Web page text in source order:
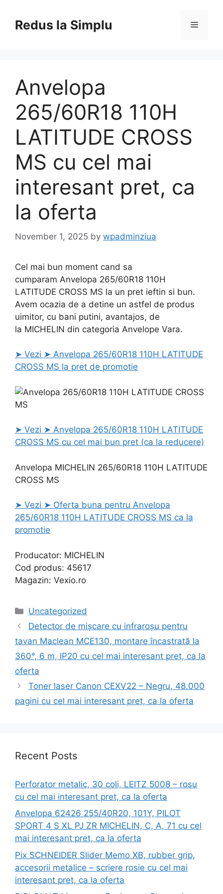
contentRedus la Simplu Menu
Anvelopa
265/60R18 110H
LATITUDE CROSS
MS cu cel mai
interesant pret, ca
la oferta
November 1, 2025 by wpadminziua
Cel mai bun moment cand sa
cumparam Anvelopa 265/60R18 110H
LATITUDE CROSS MS la un pret ieftin si bun.
Avem ocazia de a detine un astfel de produs
uimitor, cu bani putini, avantajos, de
la MICHELIN din categoria Anvelope Vara.
➤ Vezi ➤ Anvelopa 265/60R18 110H LATITUDE
CROSS MS la pret de promotie
➤ Vezi ➤ Anvelopa 265/60R18 110H LATITUDE
CROSS MS cu cel mai bun pret (ca la reducere)
Anvelopa MICHELIN 265/60R18 110H LATITUDE
CROSS MS
➤ Vezi ➤ Oferta buna pentru Anvelopa
265/60R18 110H LATITUDE CROSS MS ca la
promotie
Producator: MICHELIN
Cod produs: 45617
Magazin: Vexio.ro
Categories
Uncategorized
Detector de mișcare cu infraroșu pentru
tavan Maclean MCE130, montare încastrată la
360°, 6 m, IP20 cu cel mai interesant pret, ca la
oferta
Toner laser Canon CEXV22 – Negru, 48.000
pagini cu cel mai interesant pret, ca la oferta
Recent Posts
Perforator metalic, 30 coli, LEITZ 5008 – rosu
cu cel mai interesant pret, ca la oferta
Anvelopa 62426 255/40R20, 101Y, PILOT
SPORT 4 S XL PJ ZR MICHELIN, C, A, 71 cu cel
mai interesant pret, ca la oferta
Pix SCHNEIDER Slider Memo XB, rubber grip,
accesorii metalice – scriere rosie cu cel mai
interesant pret, ca la oferta